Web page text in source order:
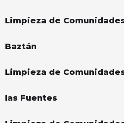
Limpieza de
Baztán
Limpieza de
las Fuentes